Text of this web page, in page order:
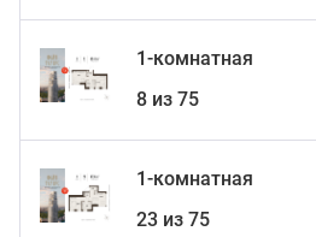
1-комнатная
8 из 75
1-комнатная
23 из 75